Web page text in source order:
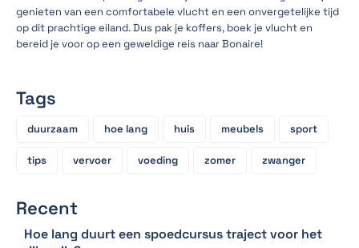
genieten van een comfortabele vlucht en een onvergetelijke tijd
op dit prachtige eiland. Dus pak je koffers, boek je vlucht en
bereid je voor op een geweldige reis naar Bonaire!
Tags
duurzaam hoe lang huis meubels sport
tips vervoer voeding zomer zwanger
Recent
Hoe lang duurt een spoedcursus traject voor het